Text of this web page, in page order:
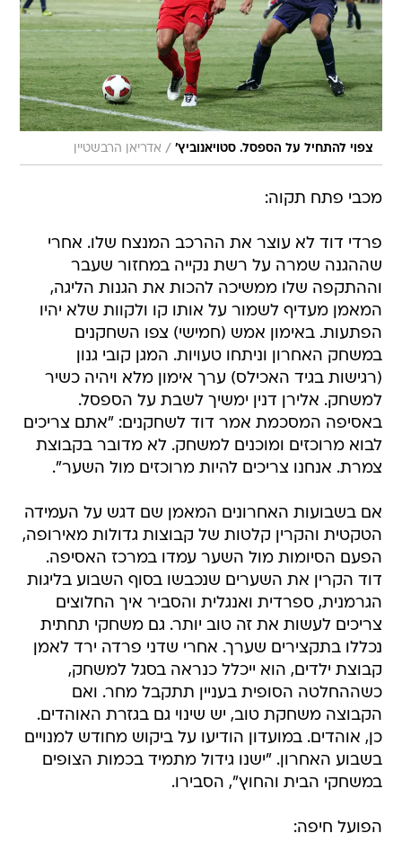
צפוי להתחיל על הספסל. סטויאנוביץ' / אדריאן הרבשטיין
מכבי פתח תקוה:
פרדי דוד לא עוצר את ההרכב המנצח שלו. אחרי
שההגנה שמרה על רשת נקייה במחזור שעבר
וההתקפה שלו ממשיכה להכות את הגנות הליגה,
המאמן מעדיף לשמור על אותו קו ולקוות שלא יהיו
הפתעות. באימון אמש (חמישי) צפו השחקנים
במשחק האחרון וניתחו טעויות. המגן קובי גנון
(רגישות בגיד האכילס) ערך אימון מלא ויהיה כשיר
למשחק. אלירן דנין ימשיך לשבת על הספסל.
באסיפה המסכמת אמר דוד לשחקנים: "אתם צריכים
לבוא מרוכזים ומוכנים למשחק. לא מדובר בקבוצת
צמרת. אנחנו צריכים להיות מרוכזים מול השער".
אם בשבועות האחרונים המאמן שם דגש על העמידה
הטקטית והקרין קלטות של קבוצות גדולות מאירופה,
הפעם הסיומות מול השער עמדו במרכז האסיפה.
דוד הקרין את השערים שנכבשו בסוף השבוע בליגות
הגרמנית, ספרדית ואנגלית והסביר איך החלוצים
צריכים לעשות את זה טוב יותר. גם משחקי תחתית
נכללו בתקצירים שערך. אחרי שדני פרדה ירד לאמן
קבוצת ילדים, הוא ייכלל כנראה בסגל למשחק,
כשההחלטה הסופית בעניין תתקבל מחר. ואם
הקבוצה משחקת טוב, יש שינוי גם בגזרת האוהדים.
כן, אוהדים. במועדון הודיעו על ביקוש מחודש למנויים
בשבוע האחרון. "ישנו גידול מתמיד בכמות הצופים
במשחקי הבית והחוץ", הסבירו.
הפועל חיפה: